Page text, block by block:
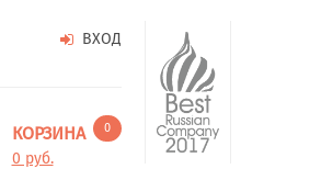
ВХОД
КОРЗИНА 0
0 руб.